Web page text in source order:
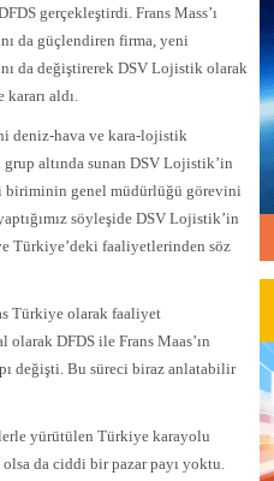
gerçekleştirdi. Frans Mass’ı
da güçlendiren firma, yeni
da değiştirerek DSV Lojistik olarak
aldı.
deniz-hava ve kara-lojistik
altında sunan DSV Lojistik’in
biriminin genel müdürlüğü görevini
söyleşide DSV Lojistik’in
Türkiye’deki faaliyetlerinden söz
Türkiye olarak faaliyet
DFDS ile Frans Maas’ın
değişti. Bu süreci biraz anlatabilir
yürütülen Türkiye karayolu
da ciddi bir pazar payı yoktu.